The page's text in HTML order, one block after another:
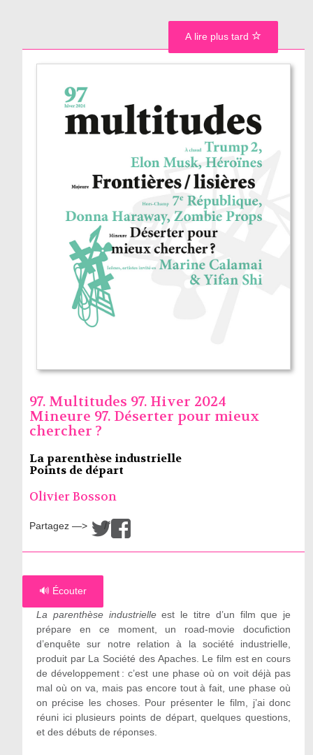
97. Multitudes 97. Hiver 2024
Mineure 97. Déserter pour mieux
chercher ?
La parenthèse industrielle
Points de départ
Olivier Bosson
Partagez —> /
🔊 Écouter
La parenthèse industrielleest le titre d’un film que je
prépare en ce moment, un road-movie docufiction
d’enquête sur notre relation à la société industrielle,
produit par La Société des Apaches. Le film est en cours
de développement : c’est une phase où on voit déjà pas
mal où on va, mais pas encore tout à fait, une phase où
on précise les choses. Pour présenter le film, j’ai donc
réuni ici plusieurs points de départ, quelques questions,
et des débuts de réponses.
A lire plus tard